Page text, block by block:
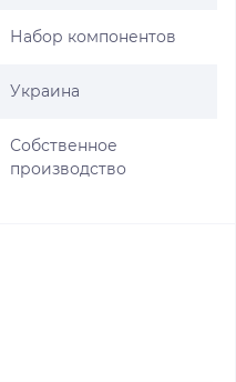
Набор компонентов
Украина
Собственное
производство